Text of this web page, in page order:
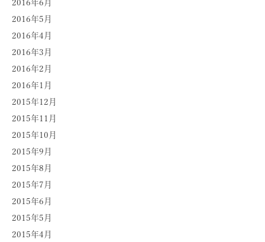
2016年6月
2016年5月
2016年4月
2016年3月
2016年2月
2016年1月
2015年12月
2015年11月
2015年10月
2015年9月
2015年8月
2015年7月
2015年6月
2015年5月
2015年4月